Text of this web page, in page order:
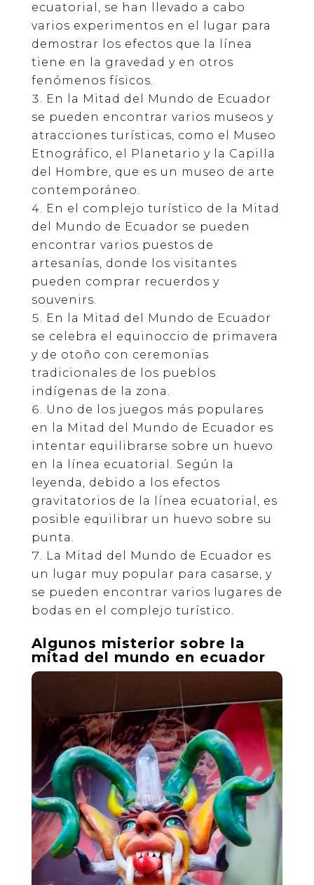
ecuatorial, se han llevado a cabo
varios experimentos en el lugar para
demostrar los efectos que la línea
tiene en la gravedad y en otros
fenómenos físicos.
En la Mitad del Mundo de Ecuador
se pueden encontrar varios museos y
atracciones turísticas, como el Museo
Etnográfico, el Planetario y la Capilla
del Hombre, que es un museo de arte
contemporáneo.
En el complejo turístico de la Mitad
del Mundo de Ecuador se pueden
encontrar varios puestos de
artesanías, donde los visitantes
pueden comprar recuerdos y
souvenirs.
En la Mitad del Mundo de Ecuador
se celebra el equinoccio de primavera
y de otoño con ceremonias
tradicionales de los pueblos
indígenas de la zona.
Uno de los juegos más populares
en la Mitad del Mundo de Ecuador es
intentar equilibrarse sobre un huevo
en la línea ecuatorial. Según la
leyenda, debido a los efectos
gravitatorios de la línea ecuatorial, es
posible equilibrar un huevo sobre su
punta.
La Mitad del Mundo de Ecuador es
un lugar muy popular para casarse, y
se pueden encontrar varios lugares de
bodas en el complejo turístico.
Algunos misterior sobre la
mitad del mundo en ecuador